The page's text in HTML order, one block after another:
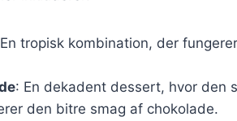
tropisk kombination, der
: En dekadent dessert, hvor den
den bitre smag af chokolade.